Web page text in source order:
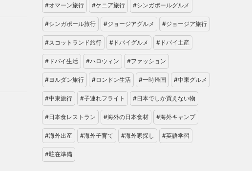
#オマーン旅行 #ケニア旅行 #シンガポールグルメ
#シンガポール旅行 #ジョージアグルメ #ジョージア旅行
#スコットランド旅行 #ドバイグルメ #ドバイ土産
#ドバイ生活 #ハロウィン #ファッション
#ヨルダン旅行 #ロンドン生活 #一時帰国 #中東グルメ
#中東旅行 #子連れフライト #日本でしか買えない物
#日本食レストラン #海外の日本食材 #海外キャンプ
#海外出産 #海外子育て #海外家探し #英語学習
#駐在準備